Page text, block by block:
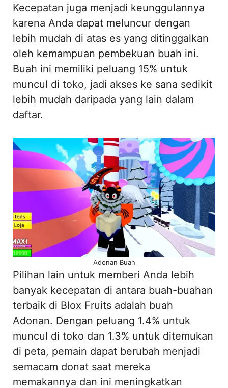
Kecepatan juga menjadi keunggulannya
karena Anda dapat meluncur dengan
lebih mudah di atas es yang ditinggalkan
oleh kemampuan pembekuan buah ini.
Buah ini memiliki peluang 15% untuk
muncul di toko, jadi akses ke sana sedikit
lebih mudah daripada yang lain dalam
daftar.
Adonan Buah
Pilihan lain untuk memberi Anda lebih
banyak kecepatan di antara buah-buahan
terbaik di Blox Fruits adalah buah
Adonan. Dengan peluang 1.4% untuk
muncul di toko dan 1.3% untuk ditemukan
di peta, pemain dapat berubah menjadi
semacam donat saat mereka
memakannya dan ini meningkatkan